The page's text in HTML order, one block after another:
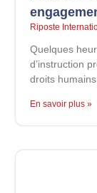
Riposte
Quelques
d’instruction
droits humains
En savoir plus »